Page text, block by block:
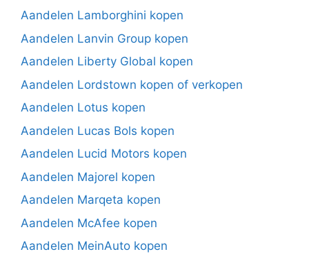
Aandelen Lamborghini kopen
Aandelen Lanvin Group kopen
Aandelen Liberty Global kopen
Aandelen Lordstown kopen of verkopen
Aandelen Lotus kopen
Aandelen Lucas Bols kopen
Aandelen Lucid Motors kopen
Aandelen Majorel kopen
Aandelen Marqeta kopen
Aandelen McAfee kopen
Aandelen MeinAuto kopen